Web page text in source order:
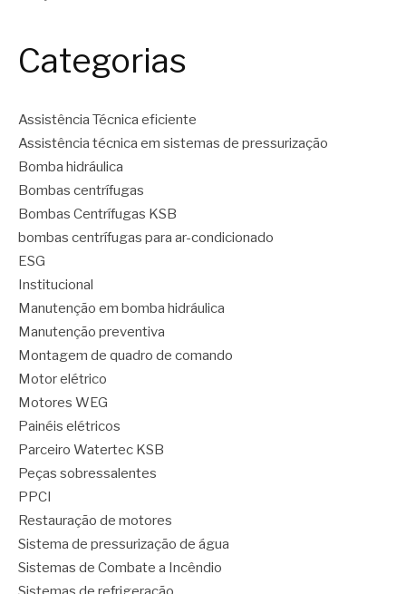
Categorias
Assistência Técnica eficiente
Assistência técnica em sistemas de pressurização
Bomba hidráulica
Bombas centrífugas
Bombas Centrífugas KSB
bombas centrífugas para ar-condicionado
ESG
Institucional
Manutenção em bomba hidráulica
Manutenção preventiva
Montagem de quadro de comando
Motor elétrico
Motores WEG
Painéis elétricos
Parceiro Watertec KSB
Peças sobressalentes
PPCI
Restauração de motores
Sistema de pressurização de água
Sistemas de Combate a Incêndio